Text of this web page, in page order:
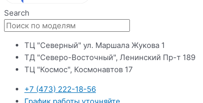
Search
ТЦ "Северный" ул. Маршала Жукова 1
ТД "Северо-Восточный", Ленинский Пр-т 189
ТЦ "Космос", Космонавтов 17
+7 (473) 222-18-56